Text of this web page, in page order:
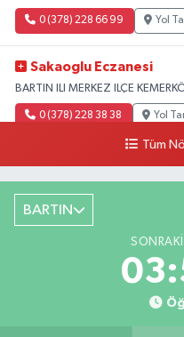
0 (378) 228 66 99 Yol
Sakaoglu Eczanesi
BARTIN ILI MERKEZ ILÇE
0 (378) 228 38 38 Yol
Tüm
BARTIN